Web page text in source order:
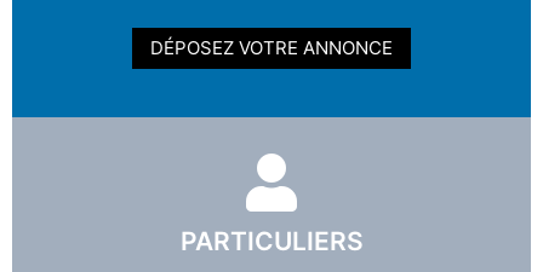
DÉPOSEZ VOTRE ANNONCE
PARTICULIERS